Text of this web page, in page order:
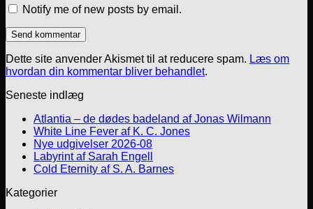
Notify me of new posts by email.
Dette site anvender Akismet til at reducere spam. Læs om
hvordan din kommentar bliver behandlet.
Seneste indlæg
Atlantia – de dødes badeland af Jonas Wilmann
White Line Fever af K. C. Jones
Nye udgivelser 2026-08
Labyrint af Sarah Engell
Cold Eternity af S. A. Barnes
Kategorier